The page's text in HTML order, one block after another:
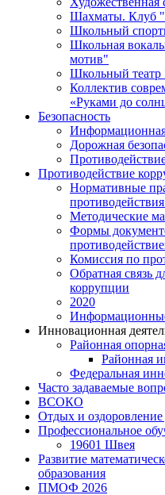
Шахматы.
Школьный
Школьная
мотив"
Школьный театр
Коллектив
«Руками до
Безопасность
Информационная
Дорожная
Противодействие
Нормативные
Методические
Формы
Комиссия по
Обратная связь
коррупции
2020
Инновационная
Районная
Районная
Федеральная
Часто задаваемые
ВСОКО
Отдых и оздоровление
Профессиональное
19601 Швея
Развитие
образования
ПМОФ 2026